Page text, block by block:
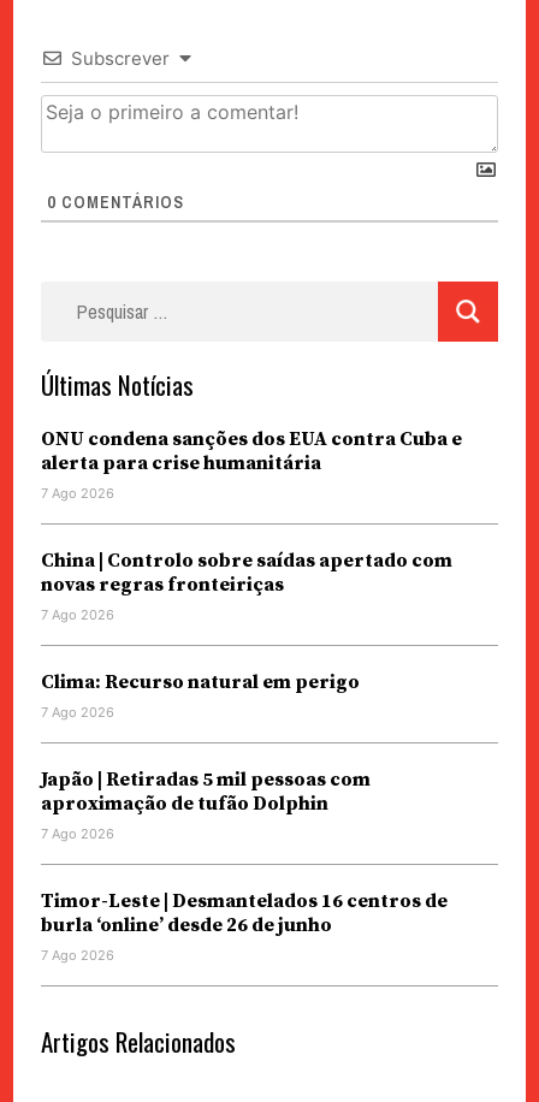
Subscrever
0 COMENTÁRIOS
Últimas Notícias
ONU condena sanções dos EUA contra Cuba e
alerta para crise humanitária
7 Ago 2026
China | Controlo sobre saídas apertado com
novas regras fronteiriças
7 Ago 2026
Clima: Recurso natural em perigo
7 Ago 2026
Japão | Retiradas 5 mil pessoas com
aproximação de tufão Dolphin
7 Ago 2026
Timor-Leste | Desmantelados 16 centros de
burla ‘online’ desde 26 de junho
7 Ago 2026
Artigos Relacionados